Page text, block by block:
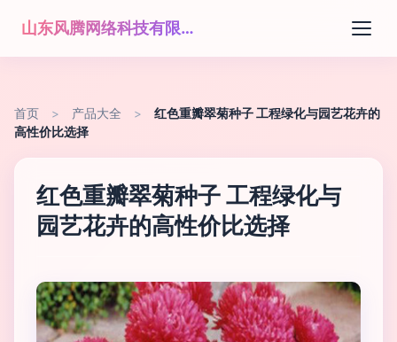
山东风腾网络科技有限公司
首页 > 产品大全 >
红色重瓣翠菊种子 工程绿化与园艺花卉的
高性价比选择
红色重瓣翠菊种子 工程绿化与
园艺花卉的高性价比选择